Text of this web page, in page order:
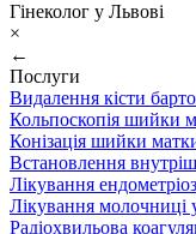
Гінеколог у Львові
×
←
Послуги
Видалення кісти
Кольпоскопія шийки
Конізація шийки
Встановлення
Лікування
Лікування молочниці
Радіохвильова